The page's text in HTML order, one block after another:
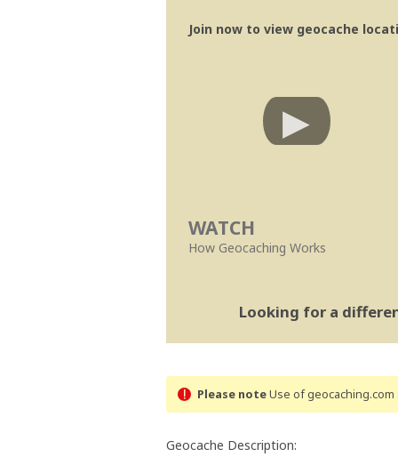
Join now to view geocache
WATCH
How Geocaching Works
Looking for a
Please noteUse of
Geocache Description: